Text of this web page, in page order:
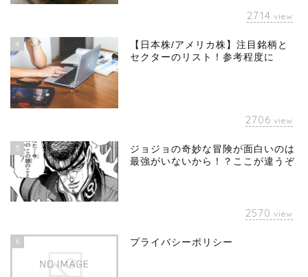
2714 view
4
【日本株/アメリカ株】注目銘柄と
セクターのリスト！参考程度に
2706 view
5
ジョジョの奇妙な冒険が面白いのは
最強がいないから！？ここが違うぞ
2570 view
6 プライバシーポリシー